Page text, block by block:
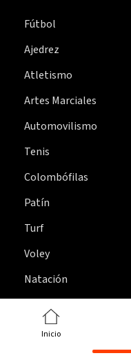
Fútbol
Ajedrez
Atletismo
Artes Marciales
Automovilismo
Tenis
Colombófilas
Patín
Turf
Voley
Natación
Gimnasia Artística
Básquet
Juegos Bonaerenses
Inicio